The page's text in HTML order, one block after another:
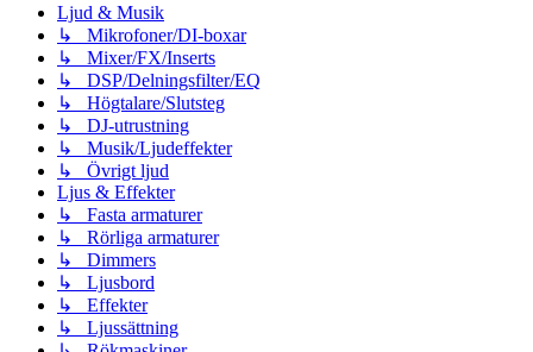
Ljud & Musik
↳ Mikrofoner/DI-boxar
↳ Mixer/FX/Inserts
↳ DSP/Delningsfilter/EQ
↳ Högtalare/Slutsteg
↳ DJ-utrustning
↳ Musik/Ljudeffekter
↳ Övrigt ljud
Ljus & Effekter
↳ Fasta armaturer
↳ Rörliga armaturer
↳ Dimmers
↳ Ljusbord
↳ Effekter
↳ Ljussättning